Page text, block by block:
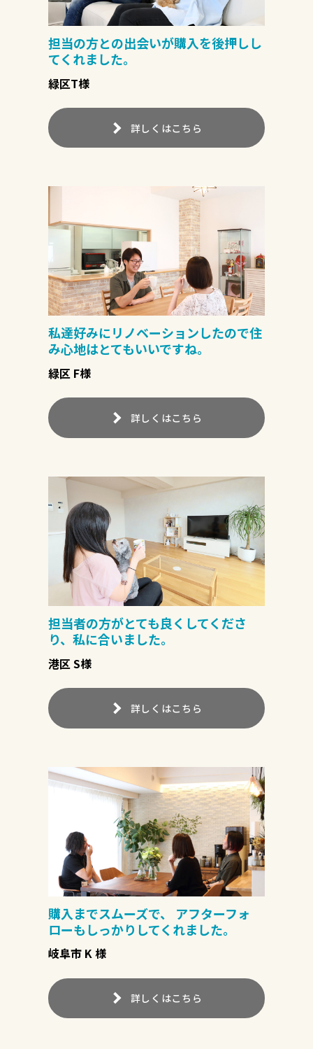
担当の方との出会いが購入を後押しし
てくれました。
緑区T様
詳しくはこちら
私達好みにリノベーションしたので住
み心地はとてもいいですね。
緑区 F様
詳しくはこちら
担当者の方がとても良くしてくださ
り、私に合いました。
港区 S様
詳しくはこちら
購入までスムーズで、 アフターフォ
ローもしっかりしてくれました。
岐阜市 K 様
詳しくはこちら